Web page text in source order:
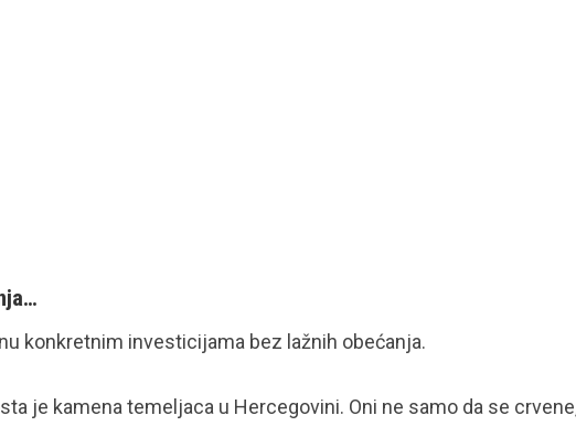
konkretnim investicijama bez lažnih obećanja.
je kamena temeljaca u Hercegovini. Oni ne samo da se